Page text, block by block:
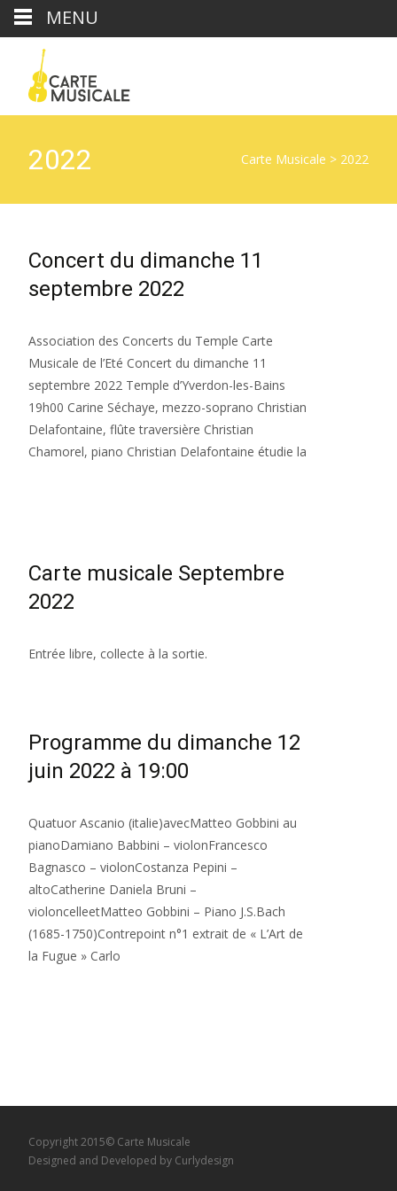
2022 Carte Musicale > 2022
Concert du dimanche 11
septembre 2022
Association des Concerts du Temple Carte
Musicale de l’Eté Concert du dimanche 11
septembre 2022 Temple d’Yverdon-les-Bains
19h00 Carine Séchaye, mezzo-soprano Christian
Delafontaine, flûte traversière Christian
Chamorel, piano Christian Delafontaine étudie la
Carte musicale Septembre
2022
Entrée libre, collecte à la sortie.
Programme du dimanche 12
juin 2022 à 19:00
Quatuor Ascanio (italie)avecMatteo Gobbini au
pianoDamiano Babbini – violonFrancesco
Bagnasco – violonCostanza Pepini –
altoCatherine Daniela Bruni –
violoncelleetMatteo Gobbini – Piano J.S.Bach
(1685-1750)Contrepoint n°1 extrait de « L’Art de
la Fugue » Carlo
Copyright 2015© Carte Musicale
Designed and Developed by Curlydesign
MENU